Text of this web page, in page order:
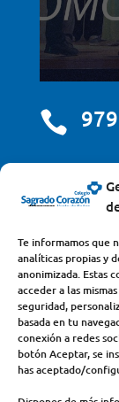
Te informamos que
analíticas propias y
anonimizada. Estas
acceder a las
seguridad,
basada en tu
conexión a redes
botón Aceptar, se
has aceptado/

Colegio y
Avda.
(Palencia) –